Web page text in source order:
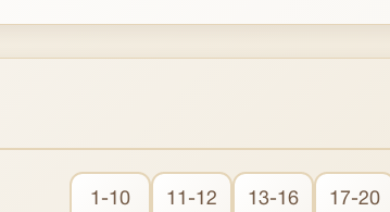
1-10 11-12 13-16 17-20